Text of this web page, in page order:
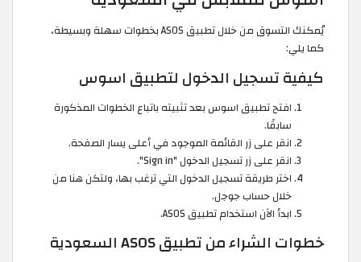
يُمكنك التسوق من خلال تطبيق ASOS بخطوات سهلة وبسيطة،
كما يلي:
كيفية تسجيل الدخول لتطبيق اسوس
افتح تطبيق اسوس بعد تثبيته باتباع الخطوات المذكورة
سابقًا.
انقر على زر القائمة الموجود في أعلى يسار الصفحة.
انقر على زر تسجيل الدخول "Sign in".
اختر طريقة تسجيل الدخول التي ترغب بها، ولتكن هنا من
خلال حساب جوجل.
ابدأ الآن استخدام تطبيق ASOS.
خطوات الشراء من تطبيق ASOS السعودية